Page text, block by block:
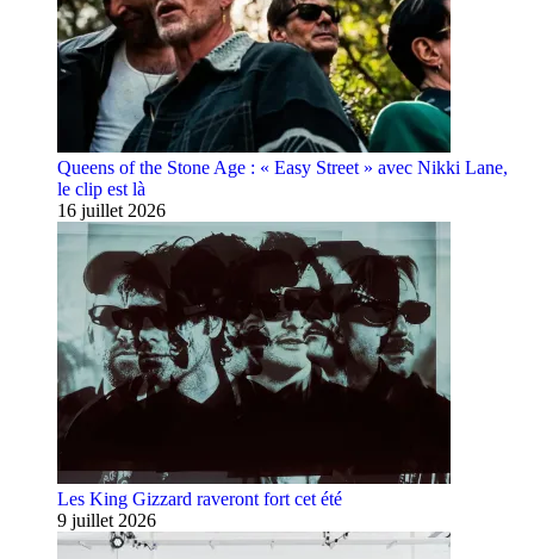
Queens of the Stone Age : « Easy Street » avec Nikki Lane,
le clip est là
16 juillet 2026
Les King Gizzard raveront fort cet été
9 juillet 2026